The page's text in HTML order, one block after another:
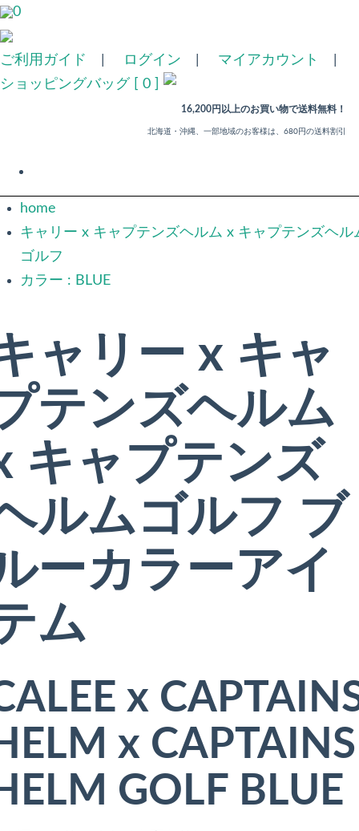
0
ご利用ガイド ログイン マイアカウント
ショッピングバッグ [ 0 ]
16,200円以上のお買い物で送料無料！
北海道・沖縄、一部地域のお客様は、680円の送料割引
home
キャリー x キャプテンズヘルム x キャプテンズヘル
ゴルフ
カラー : BLUE
ャリー x キャ
テンズヘルム
キャプテンズ
ルムゴルフ ブ
ーカラーアイ
ム
x
x CAPTAINS
GOLF BLUE